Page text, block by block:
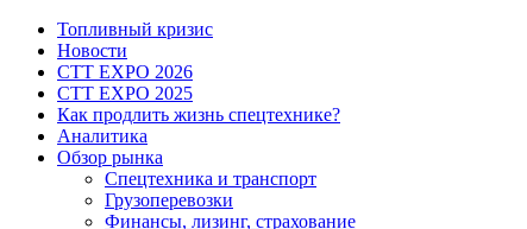
Топливный кризис
Новости
CTT EXPO 2026
CTT EXPO 2025
Как продлить жизнь спецтехнике?
Аналитика
Обзор рынка
Спецтехника и транспорт
Грузоперевозки
Финансы, лизинг, страхование